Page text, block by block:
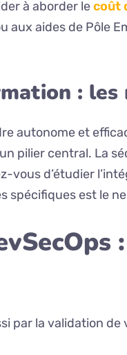
à aborder lecoût
aux aides de Pôle
:
autonome et
pilier central. La
vous d’étudier
spécifiques est le
par la validation